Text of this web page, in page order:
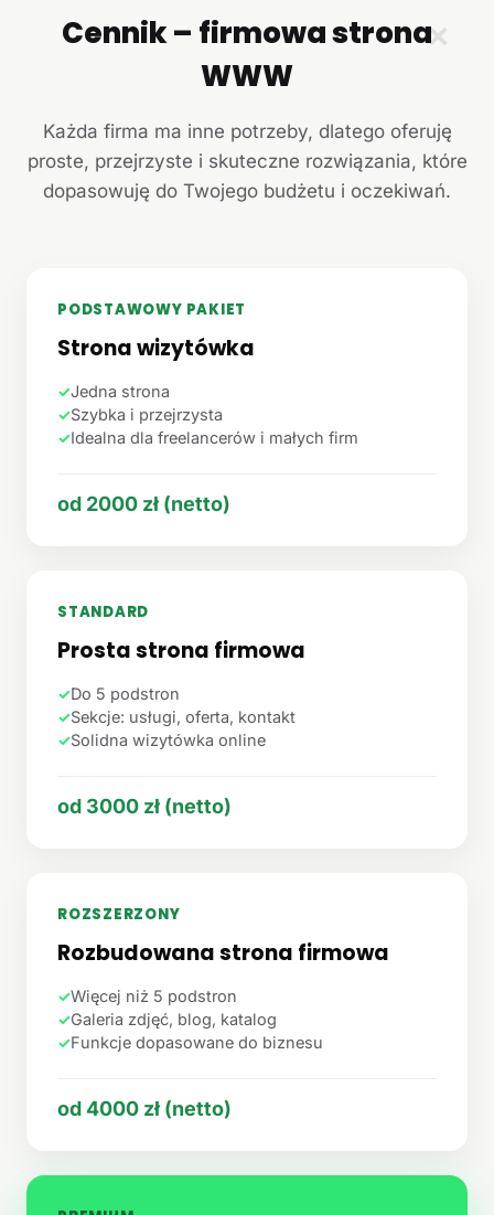
✕
Cennik – firmowa strona
WWW
Każda firma ma inne potrzeby, dlatego oferuję
proste, przejrzyste i skuteczne rozwiązania, które
dopasowuję do Twojego budżetu i oczekiwań.
PODSTAWOWY PAKIET
Strona wizytówka
✓Jedna strona
✓Szybka i przejrzysta
✓Idealna dla freelancerów i małych firm
od 2000 zł (netto)
STANDARD
Prosta strona firmowa
✓Do 5 podstron
✓Sekcje: usługi, oferta, kontakt
✓Solidna wizytówka online
od 3000 zł (netto)
ROZSZERZONY
Rozbudowana strona firmowa
✓Więcej niż 5 podstron
✓Galeria zdjęć, blog, katalog
✓Funkcje dopasowane do biznesu
od 4000 zł (netto)